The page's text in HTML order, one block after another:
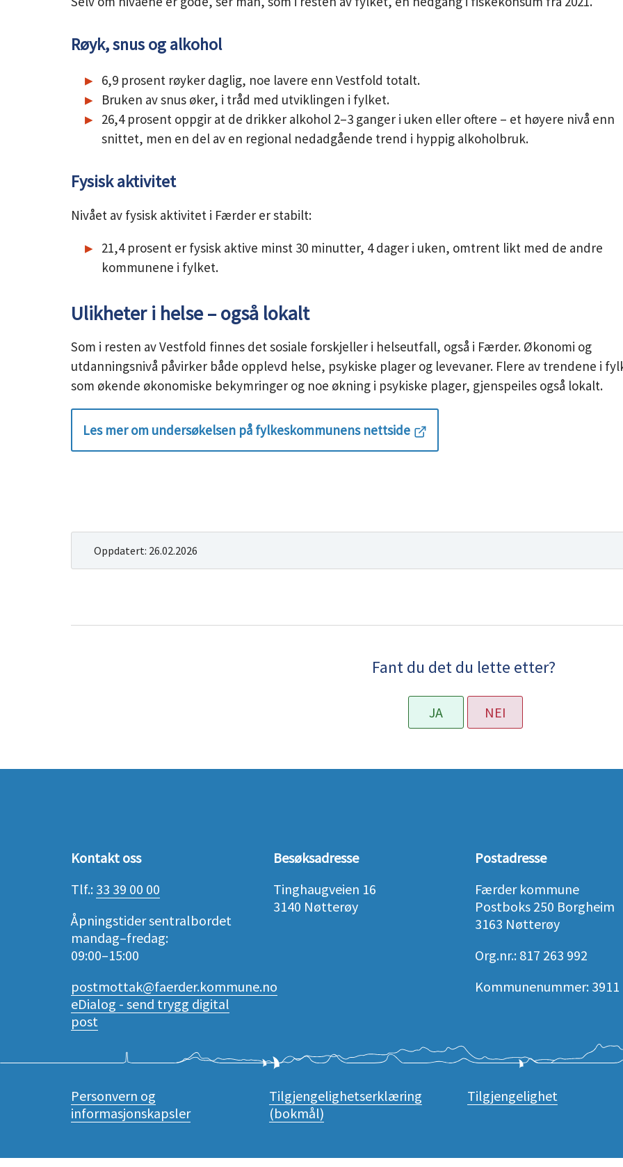
Røyk, snus og alkohol
6,9 prosent røyker daglig, noe lavere enn Vestfold totalt.
Bruken av snus øker, i tråd med utviklingen i fylket.
26,4 prosent oppgir at de drikker alkohol 2–3 ganger i uken eller oftere – et høyere nivå enn
snittet, men en del av en regional nedadgående trend i hyppig alkoholbruk.
Fysisk aktivitet
Nivået av fysisk aktivitet i Færder er stabilt:
21,4 prosent er fysisk aktive minst 30 minutter, 4 dager i uken, omtrent likt med de andre
kommunene i fylket.
Ulikheter i helse – også lokalt
Som i resten av Vestfold finnes det sosiale forskjeller i helseutfall, også i Færder. Økonomi og
utdanningsnivå påvirker både opplevd helse, psykiske plager og levevaner. Flere av trendene i
som økende økonomiske bekymringer og noe økning i psykiske plager, gjenspeiles også lokalt.
Les mer om undersøkelsen på fylkeskommunens nettside
Oppdatert: 26.02.2026
Fant du det du lette etter?
JA NEI
Kontakt oss
Tlf.: 33 39 00 00
Åpningstider sentralbordet
mandag–fredag:
09:00–15:00
postmottak@faerder.kommune.no
eDialog - send trygg digital
post
Besøksadresse
Tinghaugveien 16
3140 Nøtterøy
Postadresse
Færder kommune
Postboks 250 Borgheim
3163 Nøtterøy
Org.nr.: 817 263 992
Kommunenummer: 3911
Personvern og
informasjonskapsler
Tilgjengelighetserklæring
(bokmål)
Tilgjengelighet